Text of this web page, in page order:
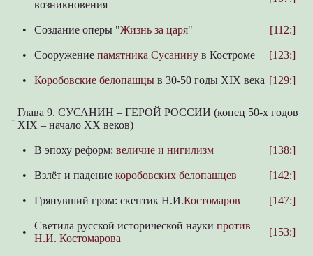
возникновения
• Создание оперы "Жизнь за царя" [112:]
• Сооружение памятника Сусанину в Костроме [123:]
• Коробовские белопашцы в 30-50 годы XIX века [129:]
-
Глава 9. СУСАНИН – ГЕРОЙ РОССИИ (конец 50-х годов
XIX – начало XX веков)
• В эпоху реформ: величие и нигилизм [138:]
• Взлёт и падение коробовских белопашцев [142:]
• Грянувший гром: скептик Н.И.Костомаров [147:]
•
Светила русской исторической науки против
Н.И. Костомарова
[153:]